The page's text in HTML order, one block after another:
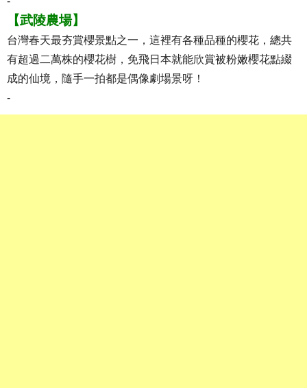
【武陵農場】
台灣春天最夯賞櫻景點之一，這裡有各種品種的櫻花，總共
有超過二萬株的櫻花樹，免飛日本就能欣賞被粉嫩櫻花點綴
成的仙境，隨手一拍都是偶像劇場景呀！
-